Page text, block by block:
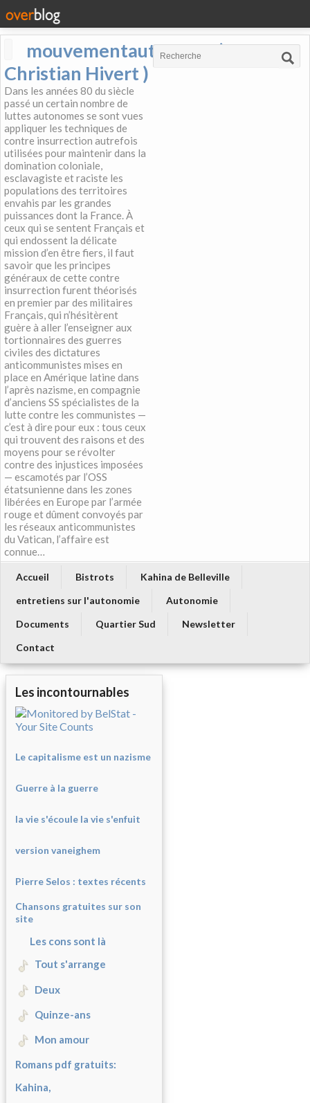
mouvementautonome (
Christian Hivert )
Dans les années 80 du siècle
passé un certain nombre de
luttes autonomes se sont vues
appliquer les techniques de
contre insurrection autrefois
utilisées pour maintenir dans la
domination coloniale,
esclavagiste et raciste les
populations des territoires
envahis par les grandes
puissances dont la France. À
ceux qui se sentent Français et
qui endossent la délicate
mission d’en être fiers, il faut
savoir que les principes
généraux de cette contre
insurrection furent théorisés
en premier par des militaires
Français, qui n’hésitèrent
guère à aller l’enseigner aux
tortionnaires des guerres
civiles des dictatures
anticommunistes mises en
place en Amérique latine dans
l’après nazisme, en compagnie
d’anciens SS spécialistes de la
lutte contre les communistes —
c’est à dire pour eux : tous ceux
qui trouvent des raisons et des
moyens pour se révolter
contre des injustices imposées
— escamotés par l’OSS
étatsunienne dans les zones
libérées en Europe par l’armée
rouge et dûment convoyés par
les réseaux anticommunistes
du Vatican, l’affaire est
connue…
Accueil Bistrots
Kahina de Belleville
entretiens sur l'autonomie
Autonomie
Documents
Quartier Sud
Newsletter
Contact
Les incontournables
Le capitalisme est un nazisme
Guerre à la guerre
la vie s'écoule la vie s'enfuit
version vaneighem
Pierre Selos : textes récents
Chansons gratuites sur son
site
Les cons sont là
Tout s'arrange
Deux
Quinze-ans
Mon amour
Romans pdf gratuits:
Kahina,